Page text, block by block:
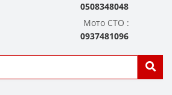
0508348048
Мото СТО :
0937481096